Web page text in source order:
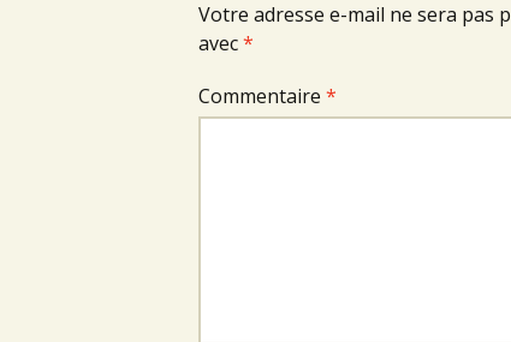
Votre adresse e-mail ne sera pas
avec*
Commentaire *